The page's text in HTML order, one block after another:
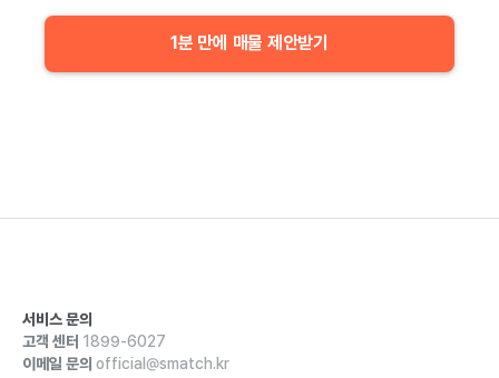
1분 만에 매물 제안받기
서비스 문의
고객 센터 1899-6027
이메일 문의 official@smatch.kr